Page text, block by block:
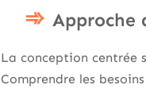
Approche
La conception centrée
Comprendre les